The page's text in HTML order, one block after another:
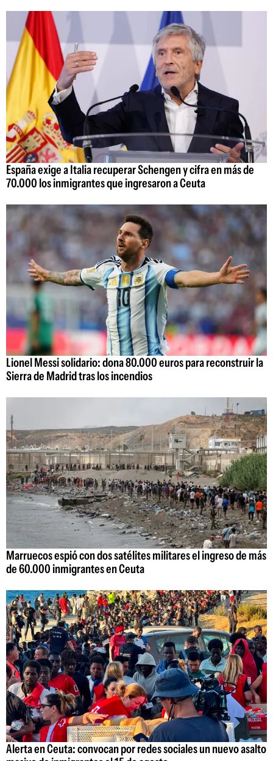
España exige a Italia recuperar Schengen y cifra en más de
70.000 los inmigrantes que ingresaron a Ceuta
Lionel Messi solidario: dona 80.000 euros para reconstruir la
Sierra de Madrid tras los incendios
Marruecos espió con dos satélites militares el ingreso de más
de 60.000 inmigrantes en Ceuta
Alerta en Ceuta: convocan por redes sociales un nuevo asalto